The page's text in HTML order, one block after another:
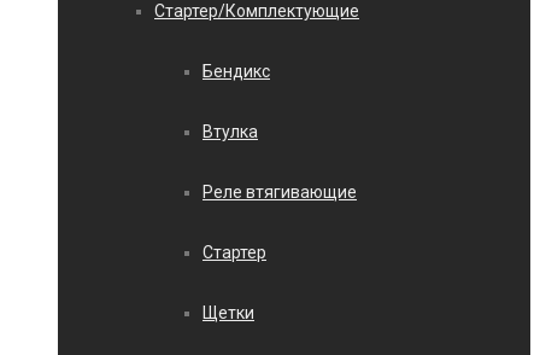
Стартер/Комплектующие
Бендикс
Втулка
Реле втягивающие
Стартер
Щетки